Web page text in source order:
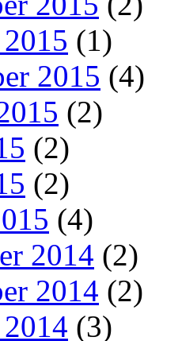
(1)
2015 (4)
(2)
(2)
(2)
(4)
2014 (2)
2014 (2)
(3)